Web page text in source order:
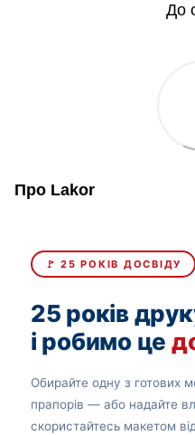
До
Про Lakor
🚩 25 РОКІВ ДОСВІДУ
25 років
і робимо це
Обирайте одну з готових
прапорів — або надайте
скористайтесь макетом